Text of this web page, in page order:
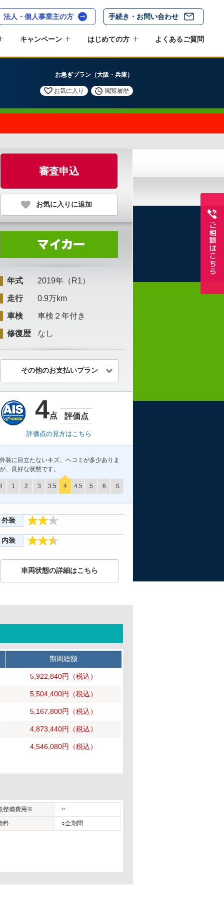
法人・個人事業主の方 手続き・お問い合わせ
キャンペーン はじめての方 よくあるご質問
お急ぎプラン（大阪・兵庫）
お気に入り 閲覧履歴
審査申込
お気に入りに追加
年式 2019年（R1）
走行 0.9万km
車検 車検２年付き
修復歴 なし
その他のお支払いプラン
4点 評価点
評価点の見方はこちら
装に目立たないキズ、ヘコミが多少ありま
、良好な状態です。
1 2 3 3.5 4 4.5 5 6 S
外装
内装
車両状態の詳細はこちら
期間総額
5,922,840円 （税込）
5,504,400円 （税込）
5,167,800円 （税込）
4,873,440円 （税込）
4,546,080円 （税込）
整備費用※ ○
料
○全期間